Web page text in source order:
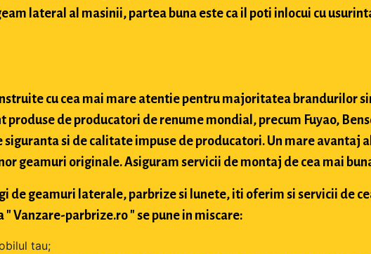
lateral al masinii, partea buna este ca il poti inlocui cu
cu cea mai mare atentie pentru majoritatea brandurilor
produse de producatori de renume mondial, precum Fuyao,
si de calitate impuse de producatori. Un mare avantaj
geamuri originale. Asiguram servicii de montaj de cea mai
de geamuri laterale, parbrize si lunete, iti oferim si servicii de
Vanzare-parbrize.ro " se pune in miscare:
tau;